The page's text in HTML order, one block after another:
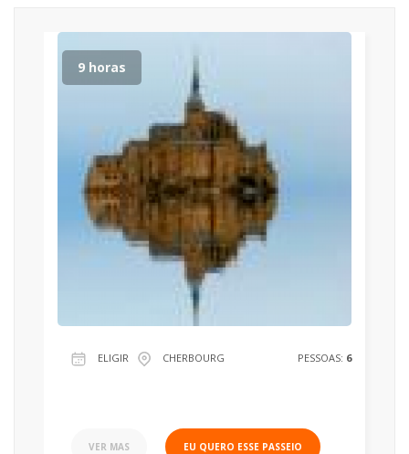
9 horas
ELIGIR CHERBOURG PESSOAS: 6
VER MAS EU QUERO ESSE PASSEIO